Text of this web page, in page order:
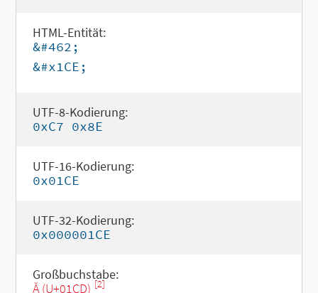
HTML-Entität:
&#462;
&#x1CE;
UTF-8-Kodierung:
0xC7 0x8E
UTF-16-Kodierung:
0x01CE
UTF-32-Kodierung:
0x000001CE
Großbuchstabe:
Ǎ (U+01CD) [2]